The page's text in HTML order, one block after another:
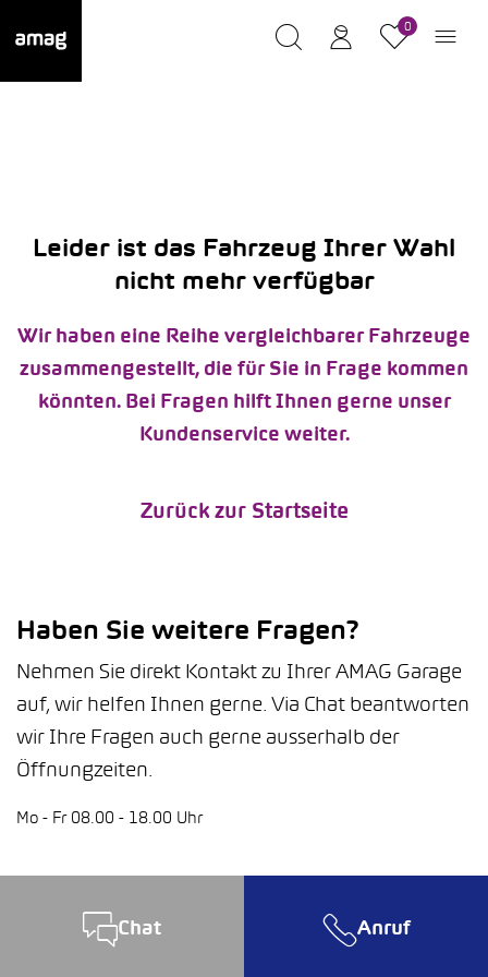
0
Leider ist das Fahrzeug Ihrer Wahl
nicht mehr verfügbar
Wir haben eine Reihe vergleichbarer Fahrzeuge
zusammengestellt, die für Sie in Frage kommen
könnten. Bei Fragen hilft Ihnen gerne unser
Kundenservice weiter.
Zurück zur Startseite
Haben Sie weitere Fragen?
Nehmen Sie direkt Kontakt zu Ihrer AMAG Garage
auf, wir helfen Ihnen gerne. Via Chat beantworten
wir Ihre Fragen auch gerne ausserhalb der
Öffnungzeiten.
Mo - Fr 08.00 - 18.00 Uhr
Chat Anruf